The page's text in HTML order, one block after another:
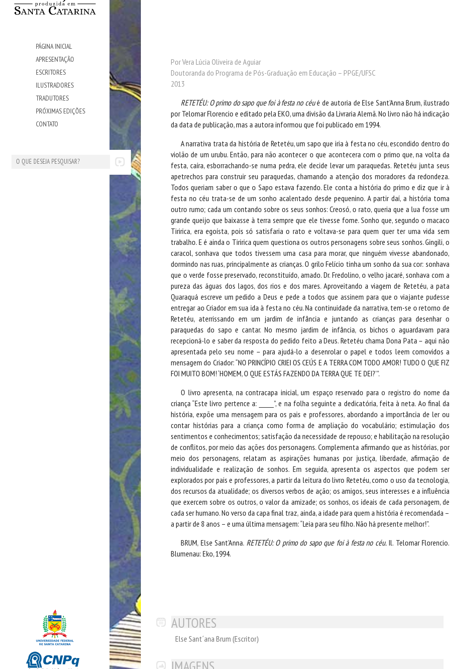
PÁGINA INICIAL
APRESENTAÇÃO
ESCRITORES
ILUSTRADORES
TRADUTORES
PRÓXIMAS EDIÇÕES
CONTATO
Por Vera Lúcia Oliveira de Aguiar
Doutoranda do Programa de Pós-Graduação em Educação – PPGE/UFSC
2013
RETETÉU: O primo do sapo que foi à festa no céué de autoria de Else Sant’Anna Brum, ilustrado
por Telomar Florencio e editado pela EKO, uma divisão da Livraria Alemã. No livro não há indicação
da data de publicação, mas a autora informou que foi publicado em 1994.
A narrativa trata da história de Retetéu, um sapo que iria à festa no céu, escondido dentro do
violão de um urubu. Então, para não acontecer o que acontecera com o primo que, na volta da
festa, caíra, esborrachando-se numa pedra, ele decide levar um paraquedas. Retetéu junta seus
apetrechos para construir seu paraquedas, chamando a atenção dos moradores da redondeza.
Todos queriam saber o que o Sapo estava fazendo. Ele conta a história do primo e diz que ir à
festa no céu trata-se de um sonho acalentado desde pequenino. A partir daí, a história toma
outro rumo; cada um contando sobre os seus sonhos: Creosó, o rato, queria que a lua fosse um
grande queijo que baixasse à terra sempre que ele tivesse fome. Sonho que, segundo o macaco
Tiririca, era egoísta, pois só satisfaria o rato e voltava-se para quem quer ter uma vida sem
trabalho. E é ainda o Tiririca quem questiona os outros personagens sobre seus sonhos. Gingili, o
caracol, sonhava que todos tivessem uma casa para morar, que ninguém vivesse abandonado,
dormindo nas ruas, principalmente as crianças. O grilo Felício tinha um sonho da sua cor: sonhava
que o verde fosse preservado, reconstituído, amado. Dr. Fredolino, o velho jacaré, sonhava com a
pureza das águas dos lagos, dos rios e dos mares. Aproveitando a viagem de Retetéu, a pata
Quaraquá escreve um pedido a Deus e pede a todos que assinem para que o viajante pudesse
entregar ao Criador em sua ida à festa no céu. Na continuidade da narrativa, tem-se o retorno de
Retetéu, aterrissando em um jardim de infância e juntando as crianças para desenhar o
paraquedas do sapo e cantar. No mesmo jardim de infância, os bichos o aguardavam para
recepcioná-lo e saber da resposta do pedido feito a Deus. Retetéu chama Dona Pata – aqui não
apresentada pelo seu nome – para ajudá-lo a desenrolar o papel e todos leem comovidos a
mensagem do Criador: “NO PRINCÍPIO CRIEI OS CEÚS E A TERRA COM TODO AMOR! TUDO O QUE FIZ
FOI MUITO BOM! ‘HOMEM, O QUE ESTÁS FAZENDO DA TERRA QUE TE DEI?’”.
O livro apresenta, na contracapa inicial, um espaço reservado para o registro do nome da
criança “Este livro pertence a: ______”, e na folha seguinte a dedicatória, feita à neta. Ao final da
história, expõe uma mensagem para os pais e professores, abordando a importância de ler ou
contar histórias para a criança como forma de ampliação do vocabulário; estimulação dos
sentimentos e conhecimentos; satisfação da necessidade de repouso; e habilitação na resolução
de conflitos, por meio das ações dos personagens. Complementa afirmando que as histórias, por
meio dos personagens, relatam as aspirações humanas por justiça, liberdade, afirmação de
individualidade e realização de sonhos. Em seguida, apresenta os aspectos que podem ser
explorados por pais e professores, a partir da leitura do livro Retetéu, como o uso da tecnologia,
dos recursos da atualidade; os diversos verbos de ação; os amigos, seus interesses e a influência
que exercem sobre os outros, o valor da amizade; os sonhos, os ideais de cada personagem, de
cada ser humano. No verso da capa final traz, ainda, a idade para quem a história é recomendada –
a partir de 8 anos – e uma última mensagem: “Leia para seu filho. Não há presente melhor!”.
BRUM, Else Sant’Anna. RETETÉU: O primo do sapo que foi à festa no céu.Il. Telomar Florencio.
Blumenau: Eko, 1994.
AUTORES
Else Sant´ana Brum (Escritor)